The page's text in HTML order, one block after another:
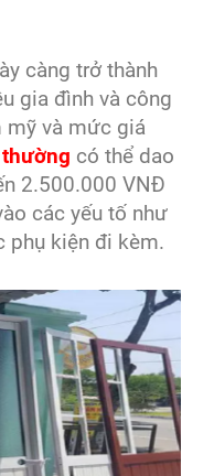
càng trở thành
gia đình và công
mỹ và mức giá
có thể dao
2.500.000 VNĐ
các yếu tố như
phụ kiện đi kèm.